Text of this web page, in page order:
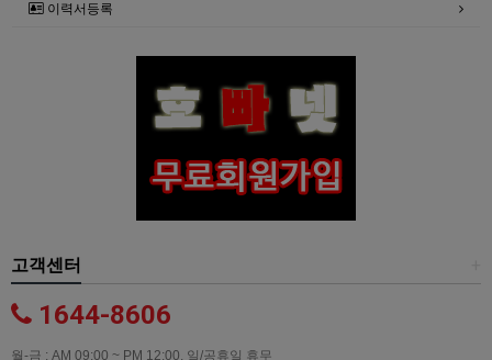
이력서등록
고객센터
1644-8606
월-금 : AM 09:00 ~ PM 12:00, 일/공휴일 휴무